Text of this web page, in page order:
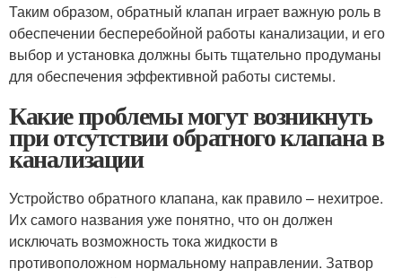
Таким образом, обратный клапан играет важную роль в
обеспечении бесперебойной работы канализации, и его
выбор и установка должны быть тщательно продуманы
для обеспечения эффективной работы системы.
Какие проблемы могут возникнуть
при отсутствии обратного клапана в
канализации
Устройство обратного клапана, как правило – нехитрое.
Их самого названия уже понятно, что он должен
исключать возможность тока жидкости в
противоположном нормальному направлении. Затвор